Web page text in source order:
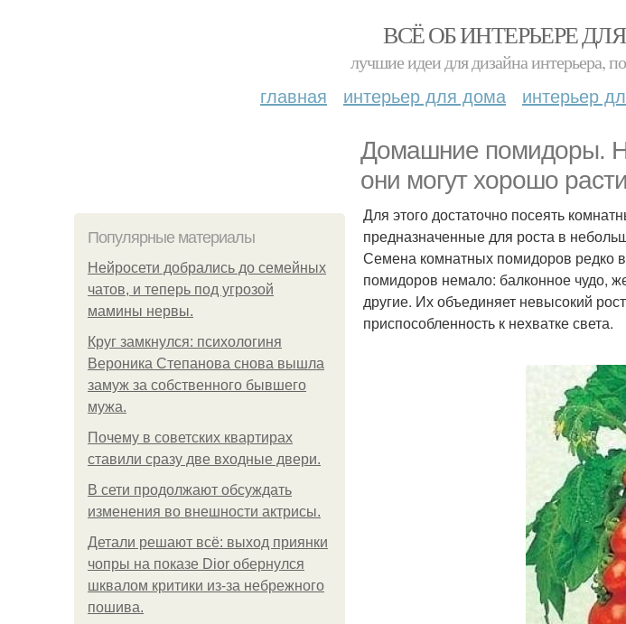
ВСЁ ОБ ИНТЕРЬЕРЕ
лучшие идеи для дизайна интерьера,
главная интерьер для дома интерьер
Домашние помидоры.
они могут хорошо
Популярные материалы
Нейросети добрались до семейных
чатов, и теперь под угрозой
мамины нервы.
Круг замкнулся: психологиня
Вероника Степанова снова вышла
замуж за собственного бывшего
мужа.
Почему в советских квартирах
ставили сразу две входные двери.
В сети продолжают обсуждать
изменения во внешности актрисы.
Детали решают всё: выход приянки
чопры на показе Dior обернулся
шквалом критики из-за небрежного
пошива.
Для этого достаточно посеять
предназначенные для роста в
Семена комнатных помидоров редко
помидоров немало: балконное чудо,
другие. Их объединяет невысокий
приспособленность к нехватке света.